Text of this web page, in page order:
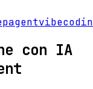
con IA